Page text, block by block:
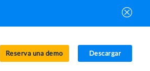
Reserva una demo Descargar